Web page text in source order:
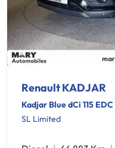
Renault KADJAR
Kadjar Blue dCi 115 EDC
SL Limited